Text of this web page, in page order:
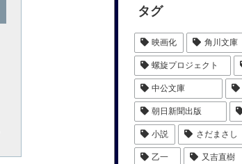
タグ
映画化 角川文庫
螺旋プロジェクト
中公文庫
朝日新聞出版
小説 さだまさし
乙一 又吉直樹